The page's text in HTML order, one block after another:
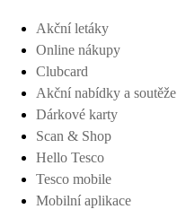
Akční letáky
Online nákupy
Clubcard
Akční nabídky a soutěže
Dárkové karty
Scan & Shop
Hello Tesco
Tesco mobile
Mobilní aplikace